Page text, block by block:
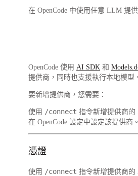
在 OpenCode 中使用任意 LLM 提供
OpenCode 使用 AI SDK 和
提供商 ，同時也支援執行本地模型
要新增提供商，您需要：
使用 /connect 指令新增提供商的
在 OpenCode 設定中設定該提供商。
憑證
使用 /connect 指令新增提供商